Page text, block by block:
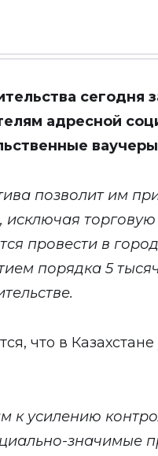
сегодня
адресной
позволит им
исключая
провести в
порядка 5
что в
к усилению
значимые